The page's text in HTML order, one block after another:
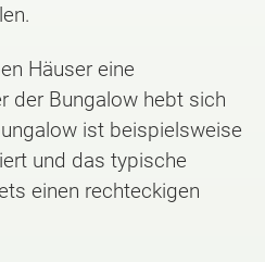
Häuser eine
der Bungalow hebt sich
ist beispielsweise
und das typische
einen rechteckigen